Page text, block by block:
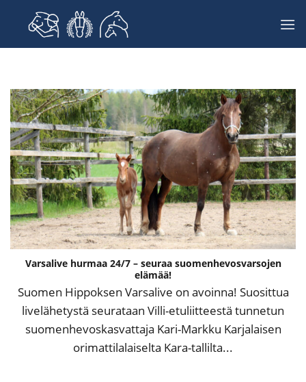
Varsalive hurmaa 24/7 – seuraa suomenhevosvarsojen
elämää!
Suomen Hippoksen Varsalive on avoinna! Suosittua
livelähetystä seurataan Villi-etuliitteestä tunnetun
suomenhevoskasvattaja Kari-Markku Karjalaisen
orimattilalaiselta Kara-tallilta...